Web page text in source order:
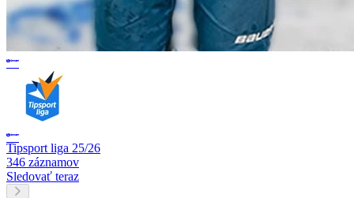
Tipsport liga 25/26
346 záznamov
Sledovať teraz